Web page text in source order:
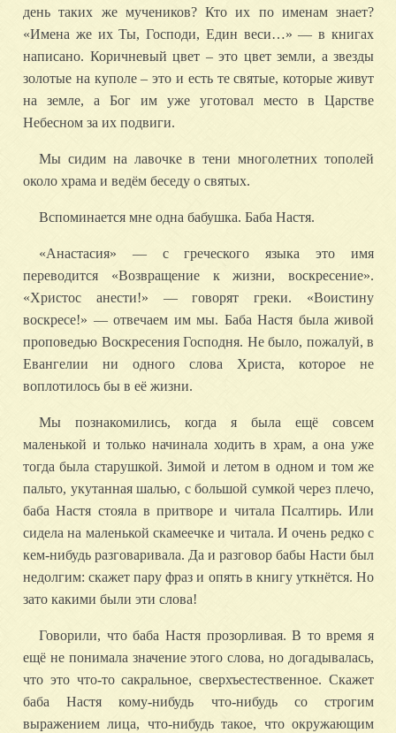
день таких же мучеников? Кто их по именам знает?
«Имена же их Ты, Господи, Един веси…» — в книгах
написано. Коричневый цвет – это цвет земли, а звезды
золотые на куполе – это и есть те святые, которые живут
на земле, а Бог им уже уготовал место в Царстве
Небесном за их подвиги.
Мы сидим на лавочке в тени многолетних тополей
около храма и ведём беседу о святых.
Вспоминается мне одна бабушка. Баба Настя.
«Анастасия» — с греческого языка это имя
переводится «Возвращение к жизни, воскресение».
«Христос анести!» — говорят греки. «Воистину
воскресе!» — отвечаем им мы. Баба Настя была живой
проповедью Воскресения Господня. Не было, пожалуй, в
Евангелии ни одного слова Христа, которое не
воплотилось бы в её жизни.
Мы познакомились, когда я была ещё совсем
маленькой и только начинала ходить в храм, а она уже
тогда была старушкой. Зимой и летом в одном и том же
пальто, укутанная шалью, с большой сумкой через плечо,
баба Настя стояла в притворе и читала Псалтирь. Или
сидела на маленькой скамеечке и читала. И очень редко с
кем-нибудь разговаривала. Да и разговор бабы Насти был
недолгим: скажет пару фраз и опять в книгу уткнётся. Но
зато какими были эти слова!
Говорили, что баба Настя прозорливая. В то время я
ещё не понимала значение этого слова, но догадывалась,
что это что-то сакральное, сверхъестественное. Скажет
баба Настя кому-нибудь что-нибудь со строгим
выражением лица, что-нибудь такое, что окружающим